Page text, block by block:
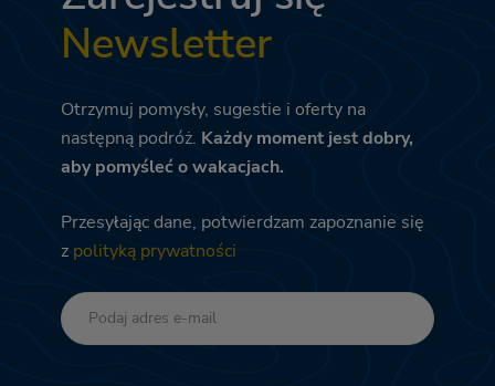
Newsletter
Otrzymuj pomysły, sugestie i oferty na
następną podróż. Każdy moment jest dobry,
aby pomyśleć o wakacjach.
Przesyłając dane, potwierdzam zapoznanie się
z polityką prywatności